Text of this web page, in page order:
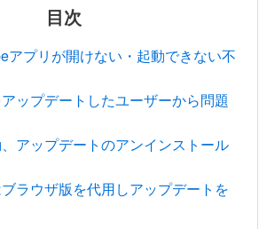
目次
アプリが開けない・起動できない不
ップデートしたユーザーから問題
アップデートのアンインストール
ラウザ版を代用しアップデートを